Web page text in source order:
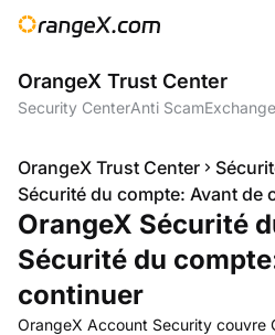
OrangeX Trust Center
Security CenterAnti Scam
OrangeX Trust Center
Sécurité du compte: Avant de
OrangeX Sécurité
Sécurité du
continuer
OrangeX Account Security couvre